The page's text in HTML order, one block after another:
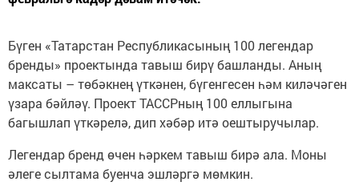
Бүген «Татарстан Республикасының 100 легендар
бренды» проектында тавыш бирү башланды. Аның
максаты – төбәкнең үткәнен, бүгенгесен һәм киләчәген
үзара бәйләү. Проект ТАССРның 100 еллыгына
багышлап үткәрелә, дип хәбәр итә оештыручылар.
Легендар бренд өчен һәркем тавыш бирә ала. Моны
әлеге сылтама буенча эшләргә мөмкин.